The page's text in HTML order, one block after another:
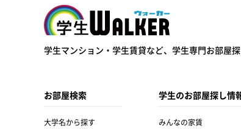
学生ウォーカー
学生マンション・学生賃貸など、 学生専門お部屋
お部屋検索
大学名から探す
学生のお部屋探し情
みんなの家賃